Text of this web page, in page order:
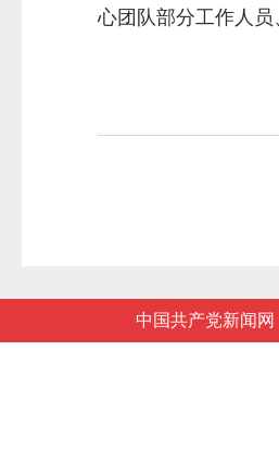
心团队部分工作人
中国共产党新闻网